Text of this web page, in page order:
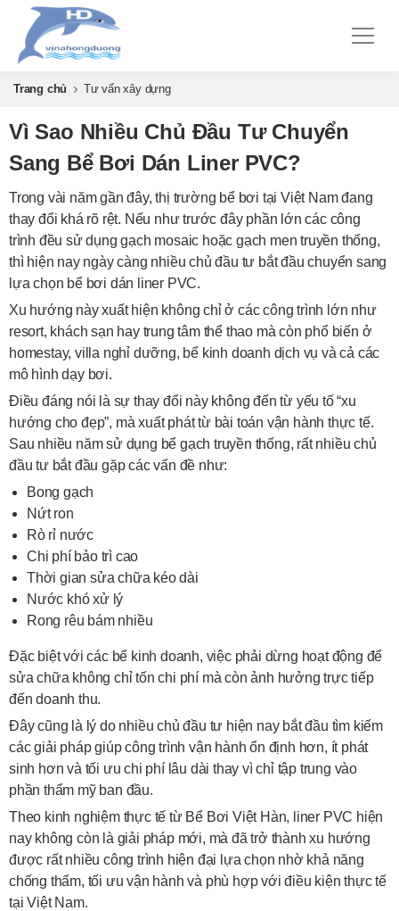
Trang chủ Tư vấn xây dựng
Vì Sao Nhiều Chủ Đầu Tư Chuyển
Sang Bể Bơi Dán Liner PVC?
Trong vài năm gần đây, thị trường bể bơi tại Việt Nam đang
thay đổi khá rõ rệt. Nếu như trước đây phần lớn các công
trình đều sử dụng gạch mosaic hoặc gạch men truyền thống,
thì hiện nay ngày càng nhiều chủ đầu tư bắt đầu chuyển sang
lựa chọn bể bơi dán liner PVC.
Xu hướng này xuất hiện không chỉ ở các công trình lớn như
resort, khách sạn hay trung tâm thể thao mà còn phổ biến ở
homestay, villa nghỉ dưỡng, bể kinh doanh dịch vụ và cả các
mô hình dạy bơi.
Điều đáng nói là sự thay đổi này không đến từ yếu tố “xu
hướng cho đẹp”, mà xuất phát từ bài toán vận hành thực tế.
Sau nhiều năm sử dụng bể gạch truyền thống, rất nhiều chủ
đầu tư bắt đầu gặp các vấn đề như:
Bong gạch
Nứt ron
Rò rỉ nước
Chi phí bảo trì cao
Thời gian sửa chữa kéo dài
Nước khó xử lý
Rong rêu bám nhiều
Đặc biệt với các bể kinh doanh, việc phải dừng hoạt động để
sửa chữa không chỉ tốn chi phí mà còn ảnh hưởng trực tiếp
đến doanh thu.
Đây cũng là lý do nhiều chủ đầu tư hiện nay bắt đầu tìm kiếm
các giải pháp giúp công trình vận hành ổn định hơn, ít phát
sinh hơn và tối ưu chi phí lâu dài thay vì chỉ tập trung vào
phần thẩm mỹ ban đầu.
Theo kinh nghiệm thực tế từ Bể Bơi Việt Hàn, liner PVC hiện
nay không còn là giải pháp mới, mà đã trở thành xu hướng
được rất nhiều công trình hiện đại lựa chọn nhờ khả năng
chống thấm, tối ưu vận hành và phù hợp với điều kiện thực tế
tại Việt Nam.